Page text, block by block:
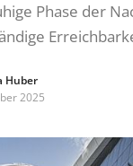
Phase der
Huber
2025